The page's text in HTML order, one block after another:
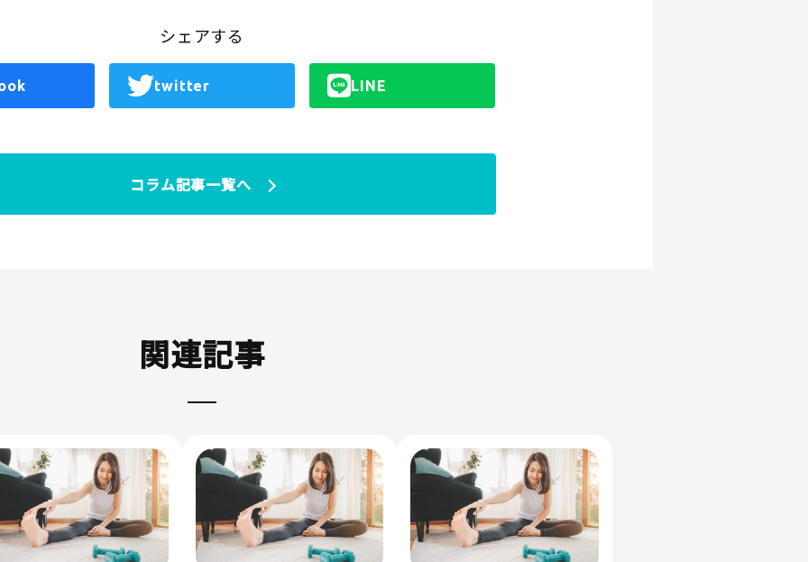
シェアする
twitter LINE
コラム記事一覧へ
関連記事